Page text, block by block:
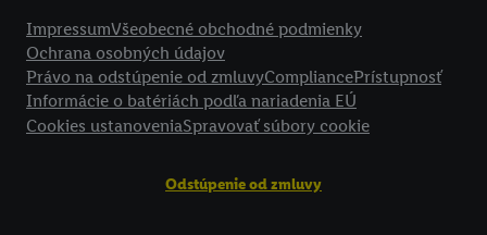
ImpressumVšeobecné obchodné podmienky
Ochrana osobných údajov
Právo na odstúpenie od zmluvyCompliancePrístupnosť
Informácie o batériách podľa nariadenia EÚ
Cookies ustanoveniaSpravovať súbory cookie
Odstúpenie od zmluvy